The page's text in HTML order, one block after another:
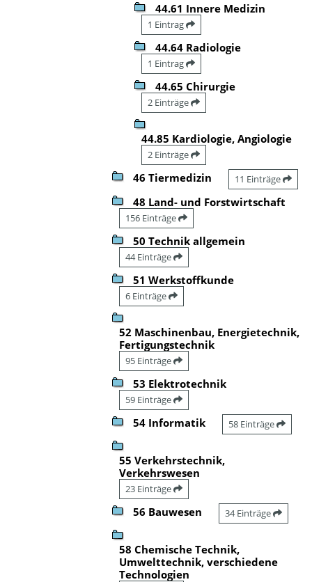
44.61 Innere Medizin
1 Eintrag
44.64 Radiologie
1 Eintrag
44.65 Chirurgie
2 Einträge
44.85 Kardiologie, Angiologie
2 Einträge
46 Tiermedizin 11 Einträge
48 Land- und Forstwirtschaft
156 Einträge
50 Technik allgemein
44 Einträge
51 Werkstoffkunde
6 Einträge
52 Maschinenbau, Energietechnik,
Fertigungstechnik
95 Einträge
53 Elektrotechnik
59 Einträge
54 Informatik 58 Einträge
55 Verkehrstechnik,
Verkehrswesen
23 Einträge
56 Bauwesen 34 Einträge
58 Chemische Technik,
Umwelttechnik, verschiedene
Technologien